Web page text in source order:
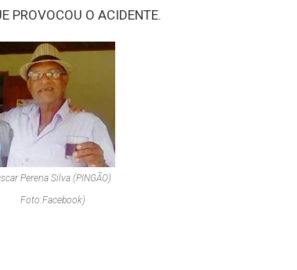
PROVOCOU O ACIDENTE.
Pereria Silva (PINGÃO)
Foto:Facebook)